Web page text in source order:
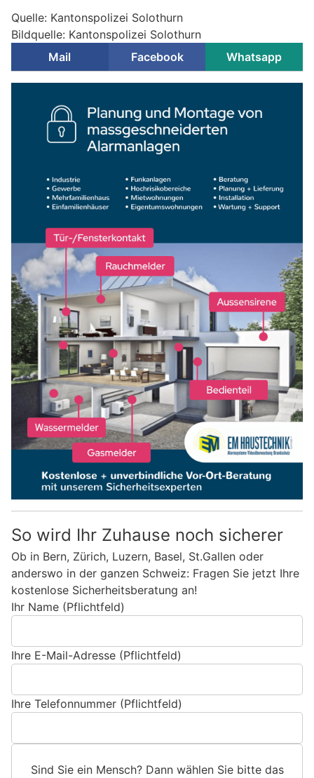
Quelle: Kantonspolizei Solothurn
Bildquelle: Kantonspolizei Solothurn
Mail
Facebook Whatsapp
So wird Ihr Zuhause noch sicherer
Ob in Bern, Zürich, Luzern, Basel, St.Gallen oder
anderswo in der ganzen Schweiz: Fragen Sie jetzt Ihre
kostenlose Sicherheitsberatung an!
Ihr Name (Pflichtfeld)
Ihre E-Mail-Adresse (Pflichtfeld)
Ihre Telefonnummer (Pflichtfeld)
Sind Sie ein Mensch? Dann wählen Sie bitte das